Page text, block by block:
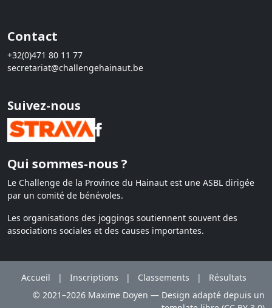
Contact
+32(0)471 80 11 77
secretariat@challengehainaut.be
Suivez-nous
Qui sommes-nous ?
Le Challenge de la Province du Hainaut est une ASBL dirigée
par un comité de bénévoles.
Les organisations des joggings soutiennent souvent des
associations sociales et des causes importantes.
Accueil | Inscriptions | Classements |
Résultats
© 2021–2026 Maxime Doyen — Design adapté depuis un